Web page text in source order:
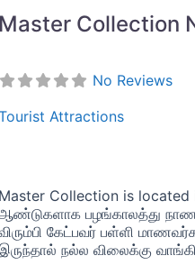
Collection
No Reviews
Attractions
Collection is located
பழங்காலத்து
கேட்பவர் பள்ளி
நல்ல விலைக்கு